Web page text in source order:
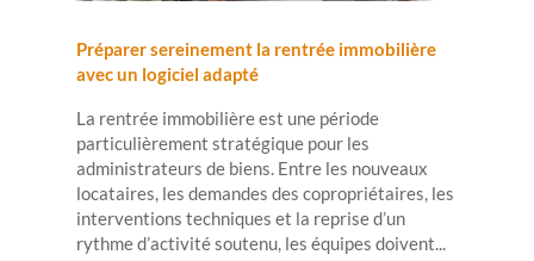
Préparer sereinement la rentrée immobilière
avec un logiciel adapté
La rentrée immobilière est une période
particulièrement stratégique pour les
administrateurs de biens. Entre les nouveaux
locataires, les demandes des copropriétaires, les
interventions techniques et la reprise d’un
rythme d’activité soutenu, les équipes doivent...